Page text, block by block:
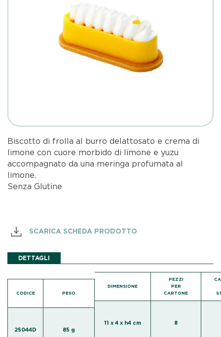
Biscotto di frolla al burro delattosato e crema di
limone con cuore morbido di limone e yuzu
accompagnato da una meringa profumata al
limone.
Senza Glutine
SCARICA SCHEDA PRODOTTO
DETTAGLI
CODICE PESO
25044D 85 g
DIMENSIONE
PEZZI
PER
CARTONE
11 x 4 x h4 cm 8